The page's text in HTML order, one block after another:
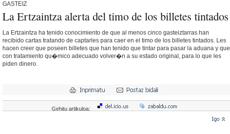
GASTEIZ
La Ertzaintza alerta del timo de los billetes tintados
La Ertzaintza ha tenido conocimiento de que al menos cinco gasteiztarras han
recibido cartas tratando de captarles para caer en el timo de los billetes tintados. Les
hacen creer que poseen billetes que han tenido que tintar para pasar la aduana y que
con tratamiento qu�mico adecuado volver�n a su estado original, para lo que les
piden dinero.
Gehitu artikuloa: